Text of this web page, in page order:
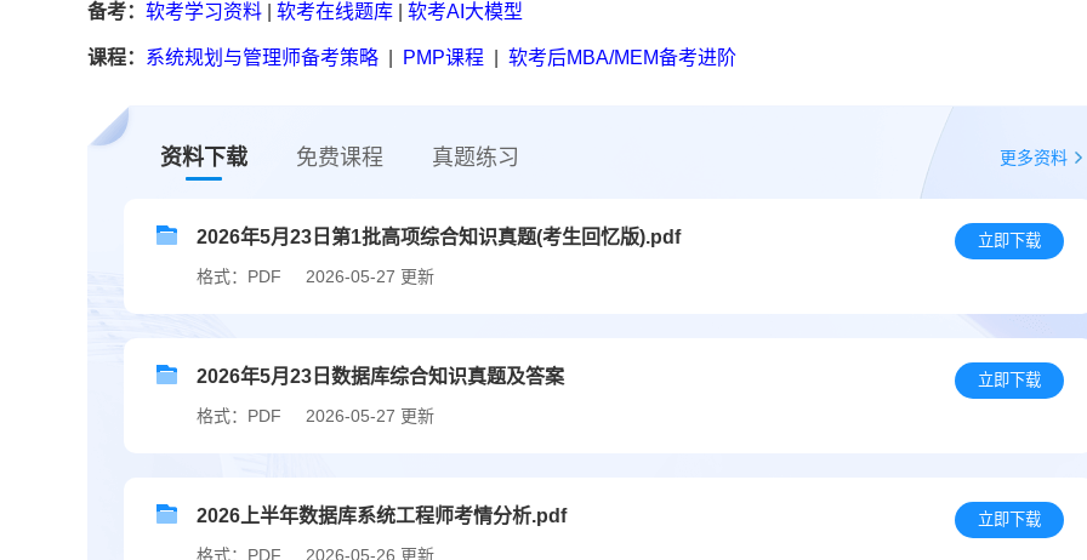
备考： 软考学习资料 软考在线题库 软考AI大模型
课程： 系统规划与管理师备考策略 PMP课程 软考后MBA/MEM备考进阶
资料下载 免费课程 真题练习 更多资料
2026年5月23日第1批高项综合知识真题(考生回忆版).pdf
格式：PDF 2026-05-27 更新
立即下载
2026年5月23日数据库综合知识真题及答案
格式：PDF 2026-05-27 更新
立即下载
2026上半年数据库系统工程师考情分析.pdf
格式：PDF 2026-05-26 更新
立即下载